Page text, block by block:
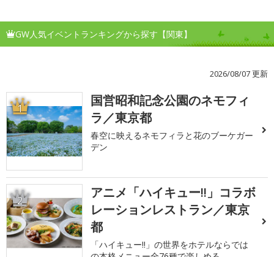
GW人気イベントランキングから探す【関東】
2026/08/07 更新
1
国営昭和記念公園のネモフィ
ラ／東京都
春空に映えるネモフィラと花のブーケガー
デン
2
アニメ「ハイキュー!!」コラボ
レーションレストラン／東京
都
「ハイキュー!!」の世界をホテルならでは